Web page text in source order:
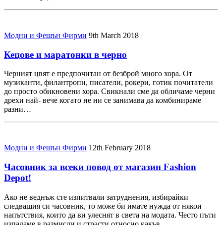
Модни и Фешън Фирми 9th March 2018
Кецове и маратонки в черно
Черният цвят е предпочитан от безброй много хора. От
музиканти, филантропи, писатели, рокери, готик почитатели
до просто обикновени хора. Свикнали сме да обличаме черни
дрехи най- вече когато не ни се занимава да комбинираме
разни…
Модни и Фешън Фирми 12th February 2018
Часовник за всеки повод от магазин Fashion
Depot!
Ако не веднъж сте изпитвали затруднения, избирайки
следващия си часовник, то може би имате нужда от някои
напътствия, които да ви улеснят в света на модата. Често пъти